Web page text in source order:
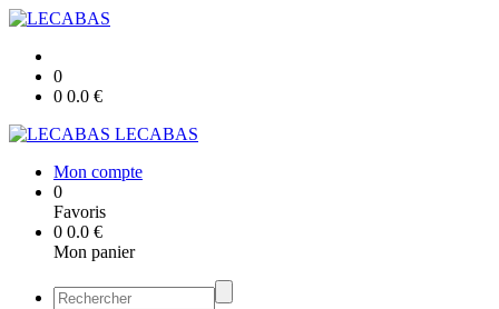
0
0 0.0 €
LECABAS
Mon compte
0
Favoris
0 0.0 €
Mon panier